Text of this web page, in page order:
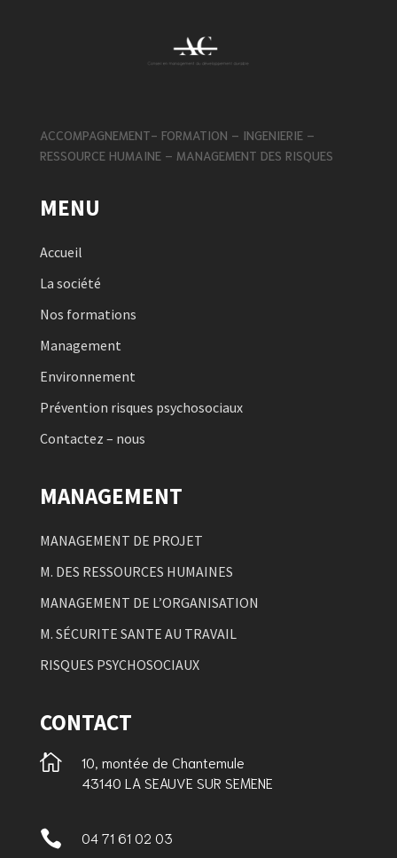
ACCOMPAGNEMENT- FORMATION – INGENIERIE –
RESSOURCE HUMAINE – MANAGEMENT DES RISQUES
MENU
Accueil
La société
Nos formations
Management
Environnement
Prévention risques psychosociaux
Contactez – nous
MANAGEMENT
MANAGEMENT DE PROJET
M. DES RESSOURCES HUMAINES
MANAGEMENT DE L’ORGANISATION
M. SÉCURITE SANTE AU TRAVAIL
RISQUES PSYCHOSOCIAUX
CONTACT

10, montée de Chantemule
43140 LA SEAUVE SUR SEMENE
 04 71 61 02 03